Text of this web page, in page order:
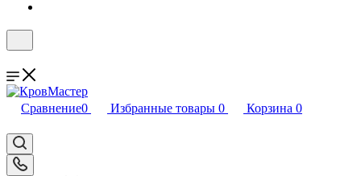
Сравнение0 Избранные товары 0 Корзина 0